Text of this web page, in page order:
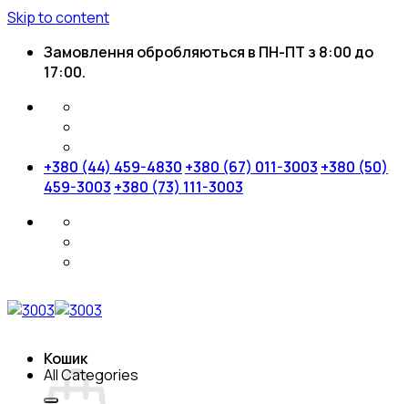
Skip to content
Замовлення обробляються в ПН-ПТ з 8:00 до
17:00.
+380 (44) 459-4830 +380 (67) 011-3003 +380 (50)
459-3003 +380 (73) 111-3003
Кошик
All Categories